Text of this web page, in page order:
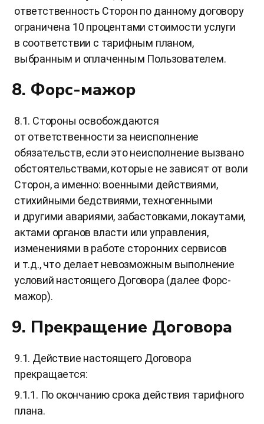
ответственность Сторон по данному договору
ограничена 10 процентами стоимости услуги
в соответствии с тарифным планом,
выбранным и оплаченным Пользователем.
8. Форс-мажор
8.1. Стороны освобождаются
от ответственности за неисполнение
обязательств, если это неисполнение вызвано
обстоятельствами, которые не зависят от воли
Сторон, а именно: военными действиями,
стихийными бедствиями, техногенными
и другими авариями, забастовками, локаутами,
актами органов власти или управления,
изменениями в работе сторонних сервисов
и т.д., что делает невозможным выполнение
условий настоящего Договора (далее Форс-
мажор).
9. Прекращение Договора
9.1. Действие настоящего Договора
прекращается:
9.1.1. По окончанию срока действия тарифного
плана.